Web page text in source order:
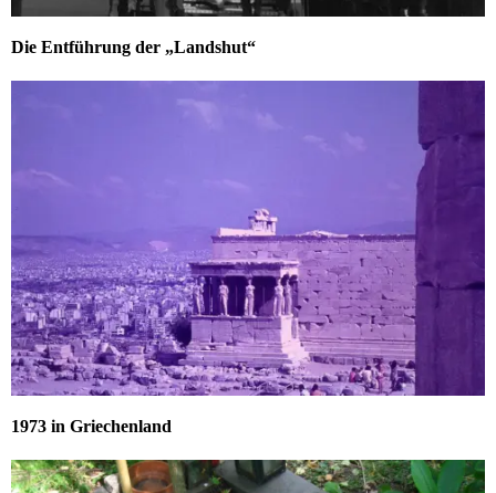
Die Entführung der „Landshut“
1973 in Griechenland